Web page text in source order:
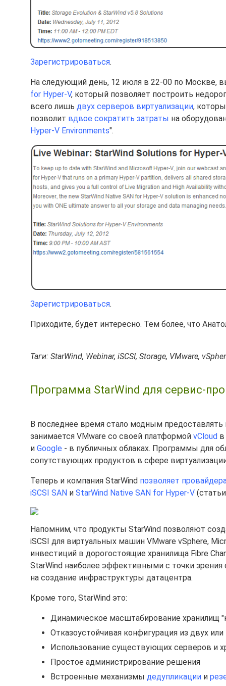
Зарегистрироваться.
На следующий день, 12 июля в 22-00 по Москве,
for Hyper-V, который позволяет построить
всего лишь двух серверов виртуализации,
позволит вдвое сократить затраты на
Hyper-V Environments".
Зарегистрироваться.
Приходите, будет интересно. Тем более, что
Таги: StarWind, Webinar, iSCSI, Storage, VMware,
Программа StarWind для сервис-
В последнее время стало модным
занимается VMware со своей платформой vCloud
и Google - в публичных облаках. Программы для
сопутствующих продуктов в сфере
Теперь и компания StarWind позволяет
iSCSI SAN и StarWind Native SAN for Hyper-V
Напомним, что продукты StarWind позволяют
iSCSI для виртуальных машин VMware vSphere,
инвестиций в дорогостоящие хранилища Fibre
StarWind наиболее эффективными с точки
на создание инфраструктуры датацентра.
Кроме того, StarWind это:
Динамическое масштабирование хранилищ
Отказоустойчивая конфигурация из двух или
Использование существующих серверов и
Простое администрирование решения
Встроенные механизмы дедупликации и